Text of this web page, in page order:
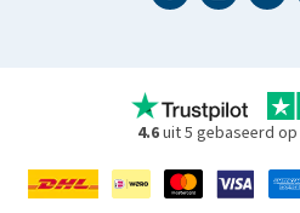
4.6uit 5 gebaseerd op